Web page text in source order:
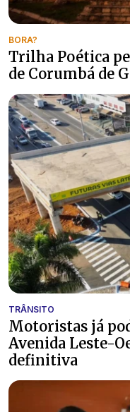
BORA?
Trilha Poética
de Corumbá de
TRÂNSITO
Motoristas já
Avenida Leste-
definitiva